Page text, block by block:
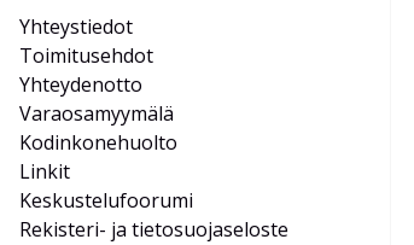
Yhteystiedot
Toimitusehdot
Yhteydenotto
Varaosamyymälä
Kodinkonehuolto
Linkit
Keskustelufoorumi
Rekisteri- ja tietosuojaseloste